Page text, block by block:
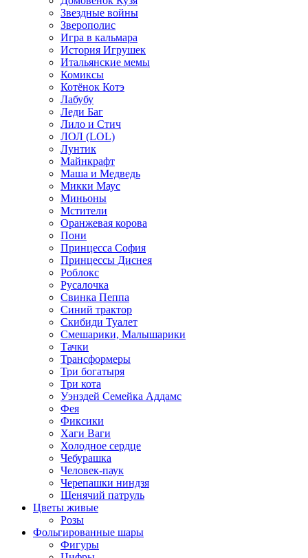
Звездные войны
Зверополис
Игра в кальмара
История Игрушек
Итальянские мемы
Комиксы
Котёнок Котэ
Лабубу
Леди Баг
Лило и Стич
ЛОЛ (LOL)
Лунтик
Майнкрафт
Маша и Медведь
Микки Маус
Миньоны
Мстители
Оранжевая корова
Пони
Принцесса София
Принцессы Диснея
Роблокс
Русалочка
Свинка Пеппа
Синий трактор
Скибиди Туалет
Смешарики, Малышарики
Тачки
Трансформеры
Три богатыря
Три кота
Уэнздей Семейка Аддамс
Фея
Фиксики
Хаги Ваги
Холодное сердце
Чебурашка
Человек-паук
Черепашки ниндзя
Щенячий патруль
Цветы живые
Розы
Фольгированные шары
Фигуры